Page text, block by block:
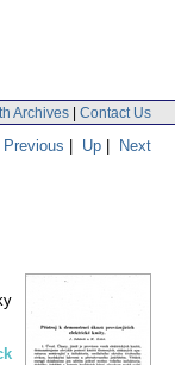
Archives | Contact Us
Previous | Up | Next